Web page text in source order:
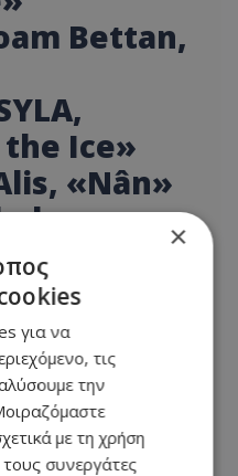
Bettan,
Ice»
«Nân»
Delta
«Kraj
×
για να
τις
την
με τη χρήση
συνεργάτες